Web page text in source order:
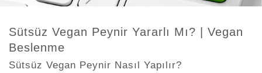
V
Sütsüz Vegan Peynir Yararlı Mı? | Vegan
Beslenme
Sütsüz Vegan Peynir Nasıl Yapılır?